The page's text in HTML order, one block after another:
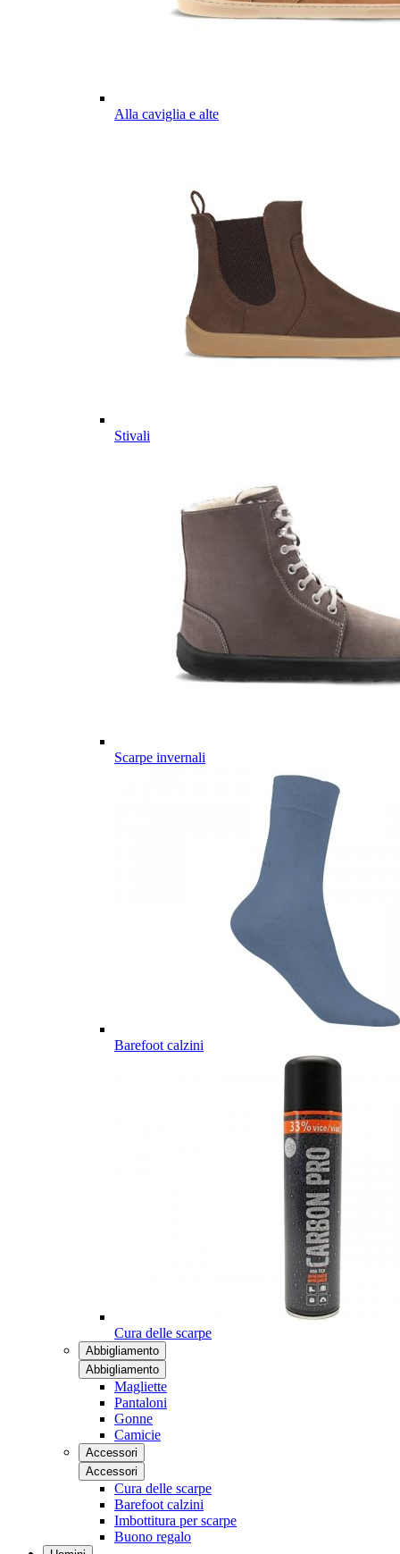
Alla caviglia e alte
Stivali
Scarpe invernali
Barefoot calzini
Cura delle scarpe
Abbigliamento
Abbigliamento
Magliette
Pantaloni
Gonne
Camicie
Accessori
Accessori
Cura delle scarpe
Barefoot calzini
Imbottitura per scarpe
Buono regalo